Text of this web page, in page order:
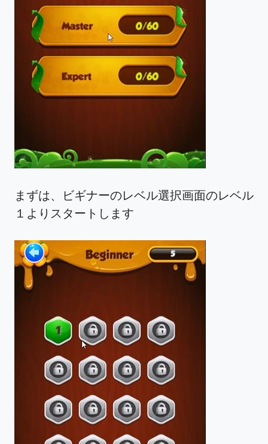
まずは、ビギナーのレベル選択画面のレベル
１よりスタートします